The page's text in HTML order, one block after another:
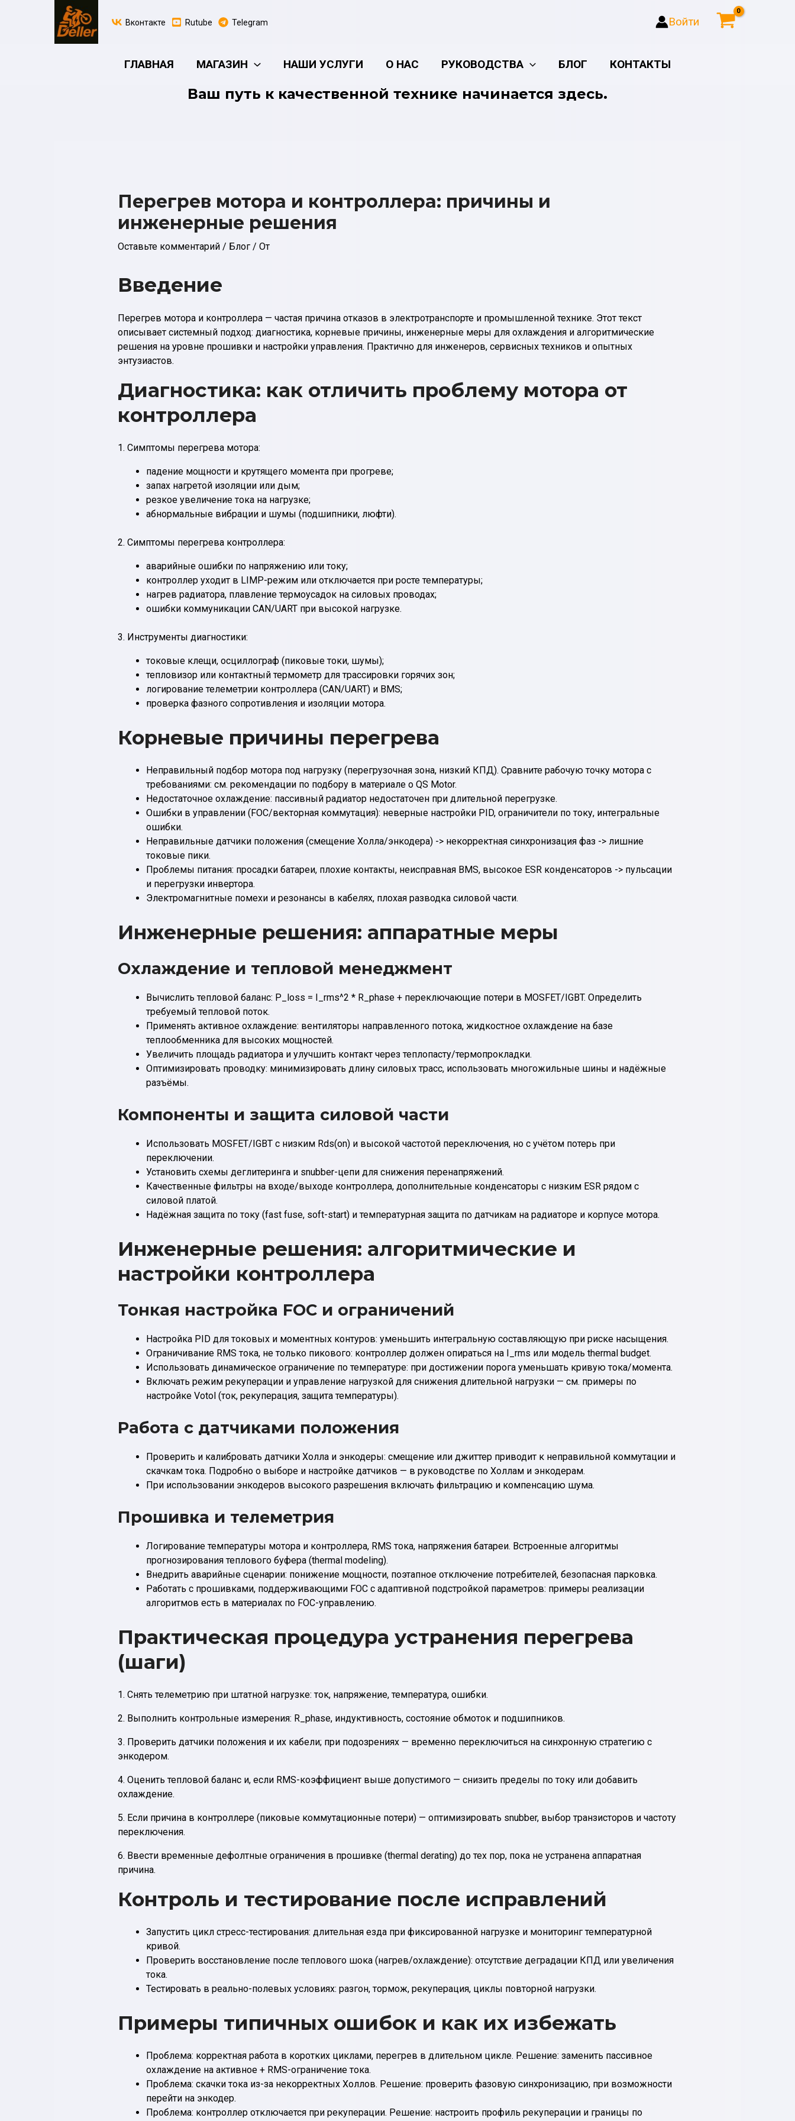
содержимому
Вконтакте Rutube Telegram Войти
ГЛАВНАЯ МАГАЗИН НАШИ УСЛУГИ О НАС РУКОВОДСТВА БЛОГ КОНТАКТЫ
Ваш путь к качественной технике начинается здесь.
Перегрев мотора и контроллера: причины и
инженерные решения
Оставьте комментарий / Блог/ От
Введение
Перегрев мотора и контроллера — частая причина отказов в электротранспорте и промышленной технике. Этот текст
описывает системный подход: диагностика, корневые причины, инженерные меры для охлаждения и алгоритмические
решения на уровне прошивки и настройки управления. Практично для инженеров, сервисных техников и опытных
энтузиастов.
Диагностика: как отличить проблему мотора от
контроллера
1. Симптомы перегрева мотора:
падение мощности и крутящего момента при прогреве;
запах нагретой изоляции или дым;
резкое увеличение тока на нагрузке;
абнормальные вибрации и шумы (подшипники, люфти).
2. Симптомы перегрева контроллера:
аварийные ошибки по напряжению или току;
контроллер уходит в LIMP-режим или отключается при росте температуры;
нагрев радиатора, плавление термоусадок на силовых проводах;
ошибки коммуникации CAN/UART при высокой нагрузке.
3. Инструменты диагностики:
токовые клещи, осциллограф (пиковые токи, шумы);
тепловизор или контактный термометр для трассировки горячих зон;
логирование телеметрии контроллера (CAN/UART) и BMS;
проверка фазного сопротивления и изоляции мотора.
Корневые причины перегрева
Неправильный подбор мотора под нагрузку (перегрузочная зона, низкий КПД). Сравните рабочую точку мотора с
требованиями: см. рекомендации по подбору в материале о QS Motor.
Недостаточное охлаждение: пассивный радиатор недостаточен при длительной перегрузке.
Ошибки в управлении (FOC/векторная коммутация): неверные настройки PID, ограничители по току, интегральные
ошибки.
Неправильные датчики положения (смещение Холла/энкодера) -> некорректная синхронизация фаз -> лишние
токовые пики.
Проблемы питания: просадки батареи, плохие контакты, неисправная BMS, высокое ESR конденсаторов -> пульсации
и перегрузки инвертора.
Электромагнитные помехи и резонансы в кабелях, плохая разводка силовой части.
Инженерные решения: аппаратные меры
Охлаждение и тепловой менеджмент
Вычислить тепловой баланс: P_loss = I_rms^2 * R_phase + переключающие потери в MOSFET/IGBT. Определить
требуемый тепловой поток.
Применять активное охлаждение: вентиляторы направленного потока, жидкостное охлаждение на базе
теплообменника для высоких мощностей.
Увеличить площадь радиатора и улучшить контакт через теплопасту/термопрокладки.
Оптимизировать проводку: минимизировать длину силовых трасс, использовать многожильные шины и надёжные
разъёмы.
Компоненты и защита силовой части
Использовать MOSFET/IGBT с низким Rds(on) и высокой частотой переключения, но с учётом потерь при
переключении.
Установить схемы деглитеринга и snubber-цепи для снижения перенапряжений.
Качественные фильтры на входе/выходе контроллера, дополнительные конденсаторы с низким ESR рядом с
силовой платой.
Надёжная защита по току (fast fuse, soft-start) и температурная защита по датчикам на радиаторе и корпусе мотора.
Инженерные решения: алгоритмические и
настройки контроллера
Тонкая настройка FOC и ограничений
Настройка PID для токовых и моментных контуров: уменьшить интегральную составляющую при риске насыщения.
Ограничивание RMS тока, не только пикового: контроллер должен опираться на I_rms или модель thermal budget.
Использовать динамическое ограничение по температуре: при достижении порога уменьшать кривую тока/момента.
Включать режим рекуперации и управление нагрузкой для снижения длительной нагрузки — см. примеры по
настройке Votol (ток, рекуперация, защита температуры).
Работа с датчиками положения
Проверить и калибровать датчики Холла и энкодеры: смещение или джиттер приводит к неправильной коммутации и
скачкам тока. Подробно о выборе и настройке датчиков — в руководстве по Холлам и энкодерам.
При использовании энкодеров высокого разрешения включать фильтрацию и компенсацию шума.
Прошивка и телеметрия
Логирование температуры мотора и контроллера, RMS тока, напряжения батареи. Встроенные алгоритмы
прогнозирования теплового буфера (thermal modeling).
Внедрить аварийные сценарии: понижение мощности, поэтапное отключение потребителей, безопасная парковка.
Работать с прошивками, поддерживающими FOC с адаптивной подстройкой параметров: примеры реализации
алгоритмов есть в материалах по FOC-управлению.
Практическая процедура устранения перегрева
(шаги)
1. Снять телеметрию при штатной нагрузке: ток, напряжение, температура, ошибки.
2. Выполнить контрольные измерения: R_phase, индуктивность, состояние обмоток и подшипников.
3. Проверить датчики положения и их кабели; при подозрениях — временно переключиться на синхронную стратегию с
энкодером.
4. Оценить тепловой баланс и, если RMS-коэффициент выше допустимого — снизить пределы по току или добавить
охлаждение.
5. Если причина в контроллере (пиковые коммутационные потери) — оптимизировать snubber, выбор транзисторов и частоту
переключения.
6. Ввести временные дефолтные ограничения в прошивке (thermal derating) до тех пор, пока не устранена аппаратная
причина.
Контроль и тестирование после исправлений
Запустить цикл стресс-тестирования: длительная езда при фиксированной нагрузке и мониторинг температурной
кривой.
Проверить восстановление после теплового шока (нагрев/охлаждение): отсутствие деградации КПД или увеличения
тока.
Тестировать в реально-полевых условиях: разгон, тормож, рекуперация, циклы повторной нагрузки.
Примеры типичных ошибок и как их избежать
Проблема: корректная работа в коротких циклами, перегрев в длительном цикле. Решение: заменить пассивное
охлаждение на активное + RMS-ограничение тока.
Проблема: скачки тока из-за некорректных Холлов. Решение: проверить фазовую синхронизацию, при возможности
перейти на энкодер.
Проблема: контроллер отключается при рекуперации. Решение: настроить профиль рекуперации и границы по